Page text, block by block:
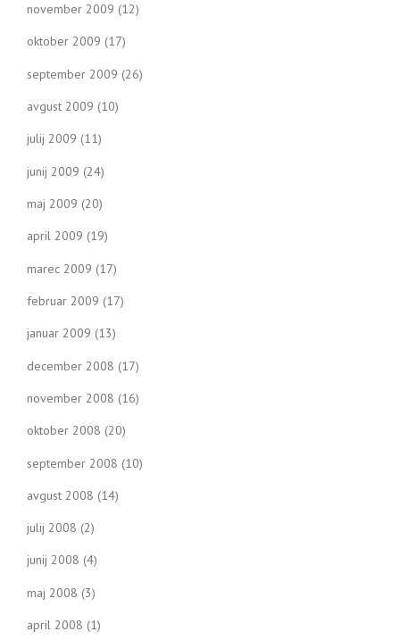
november 2009 (12)
oktober 2009 (17)
september 2009 (26)
avgust 2009 (10)
julij 2009 (11)
junij 2009 (24)
maj 2009 (20)
april 2009 (19)
marec 2009 (17)
februar 2009 (17)
januar 2009 (13)
december 2008 (17)
november 2008 (16)
oktober 2008 (20)
september 2008 (10)
avgust 2008 (14)
julij 2008 (2)
junij 2008 (4)
maj 2008 (3)
april 2008 (1)